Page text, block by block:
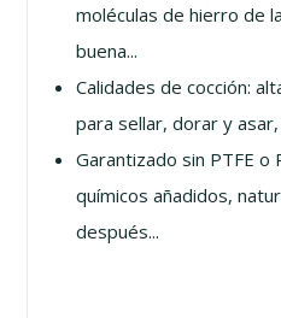
moléculas de hierro de
buena...
Calidades de cocción:
para sellar, dorar y
Garantizado sin PTFE o
químicos añadidos,
después...